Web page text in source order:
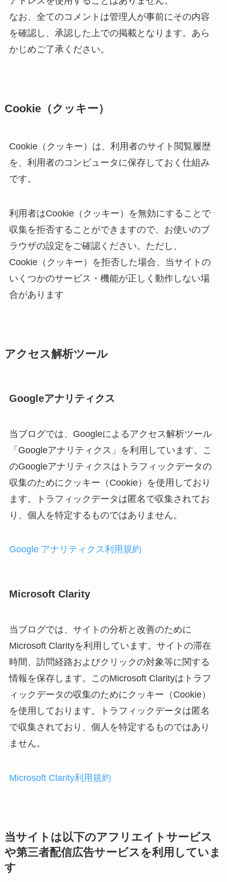
なお、全てのコメントは管理人が事前にその内容
を確認し、承認した上での掲載となります。あら
かじめご了承ください。
Cookie（クッキー）
Cookie（クッキー）は、利用者のサイト閲覧履歴
を、利用者のコンピュータに保存しておく仕組み
です。
利用者はCookie（クッキー）を無効にすることで
収集を拒否することができますので、お使いのブ
ラウザの設定をご確認ください。ただし、
Cookie（クッキー）を拒否した場合、当サイトの
いくつかのサービス・機能が正しく動作しない場
合があります
アクセス解析ツール
Googleアナリティクス
当ブログでは、Googleによるアクセス解析ツール
「Googleアナリティクス」を利用しています。こ
のGoogleアナリティクスはトラフィックデータの
収集のためにクッキー（Cookie）を使用しており
ます。トラフィックデータは匿名で収集されてお
り、個人を特定するものではありません。
Google アナリティクス利用規約
Microsoft Clarity
当ブログでは、サイトの分析と改善のために
Microsoft Clarityを利用しています。サイトの滞在
時間、訪問経路およびクリックの対象等に関する
情報を保存します。このMicrosoft Clarityはトラフ
ィックデータの収集のためにクッキー（Cookie）
を使用しております。トラフィックデータは匿名
で収集されており、個人を特定するものではあり
ません。
Microsoft Clarity利用規約
当サイトは以下のアフリエイトサービス
や第三者配信広告サービスを利用していま
す